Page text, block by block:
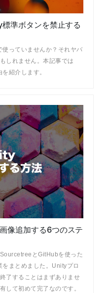
準ボタンを禁止する
っていませんか？それヤバ
しれません。本記事では
紹介します。
像追加する6つのステ
とGitHubを使った
まとめました。Unityプロ
了することはまずありませ
して初めて完了なのです。